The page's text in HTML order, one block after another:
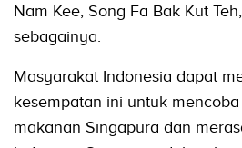
Nam Kee, Song Fa Bak Kut
sebagainya.
Masyarakat Indonesia dapat
kesempatan ini untuk
makanan Singapura dan